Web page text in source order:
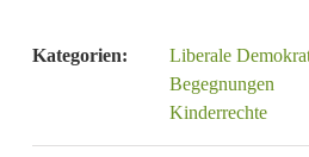
Kategorien:
Liberale
Begegnungen
Kinderrechte